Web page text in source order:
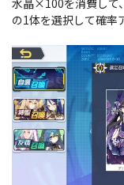
の1体を選択して確率